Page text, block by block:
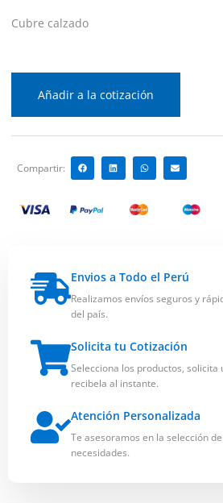
Cubre calzado
Añadir a la cotización
Compartir:
Envios a Todo el Perú
Realizamos envíos seguros y
del país.
Solicita tu Cotización
Selecciona los productos, solicita
recibela al instante.
Atención Personalizada
Te asesoramos en la selección
necesidades.